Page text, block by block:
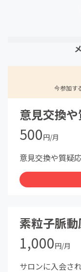
今参加す
意見交換や
500円/月
意見交換や質疑
素粒子脈
1,000円/月
サロンに入会さ